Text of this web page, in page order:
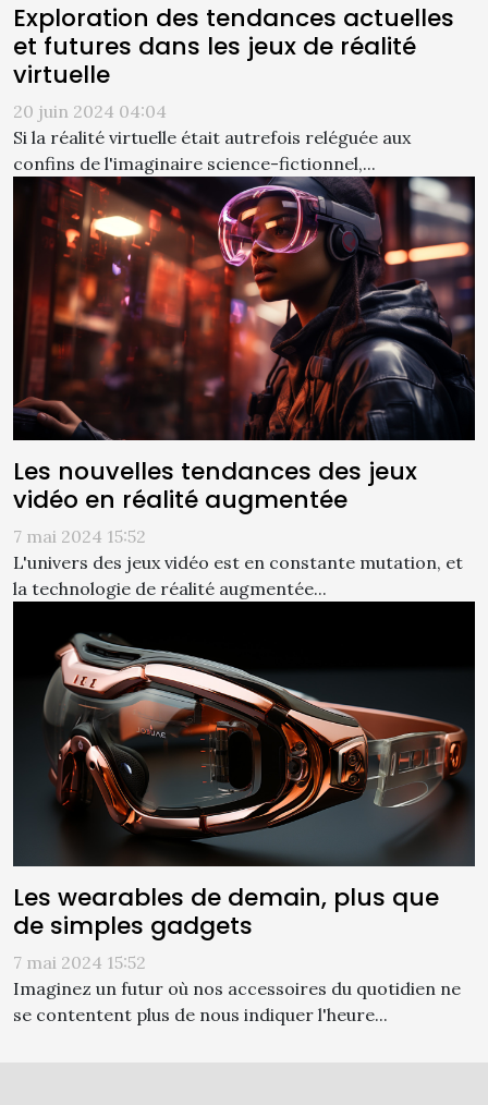
Exploration des tendances actuelles
et futures dans les jeux de réalité
virtuelle
20 juin 2024 04:04
Si la réalité virtuelle était autrefois reléguée aux
confins de l'imaginaire science-fictionnel,...
Les nouvelles tendances des jeux
vidéo en réalité augmentée
7 mai 2024 15:52
L'univers des jeux vidéo est en constante mutation, et
la technologie de réalité augmentée...
Les wearables de demain, plus que
de simples gadgets
7 mai 2024 15:52
Imaginez un futur où nos accessoires du quotidien ne
se contentent plus de nous indiquer l'heure...